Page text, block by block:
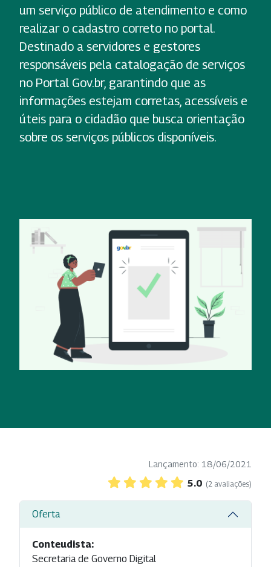
um serviço público de atendimento e como
realizar o cadastro correto no portal.
Destinado a servidores e gestores
responsáveis pela catalogação de serviços
no Portal Gov.br, garantindo que as
informações estejam corretas, acessíveis e
úteis para o cidadão que busca orientação
sobre os serviços públicos disponíveis.
Lançamento: 18/06/2021
5.0 (2 avaliações)
Oferta
Conteudista:
Secretaria de Governo Digital